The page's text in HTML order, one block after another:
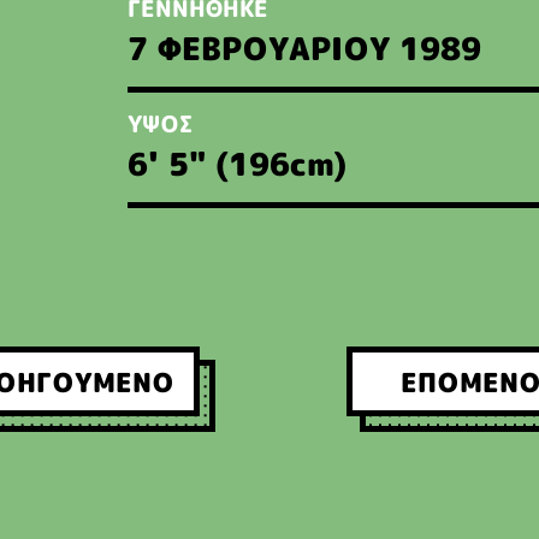
ΓΕΝΝΗΘΗΚΕ
7 ΦΕΒΡΟΥΑΡΙΟΥ 1989
ΥΨΟΣ
6' 5" (196cm)